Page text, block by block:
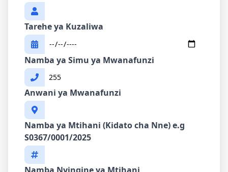
Tarehe ya Kuzaliwa
Namba ya Simu ya Mwanafunzi
Anwani ya Mwanafunzi
Namba ya Mtihani (Kidato cha Nne) e.g
S0367/0001/2025